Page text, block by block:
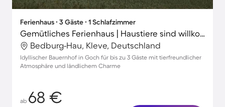
Ferienhaus ∙ 3 Gäste ∙ 1 Schlafzimmer
Gemütliches Ferienhaus | Haustiere sind willkommen
Bedburg-Hau, Kleve, Deutschland
Idyllischer Bauernhof in Goch für bis zu 3 Gäste mit tierfreundlicher
Atmosphäre und ländlichem Charme
ab 68 €